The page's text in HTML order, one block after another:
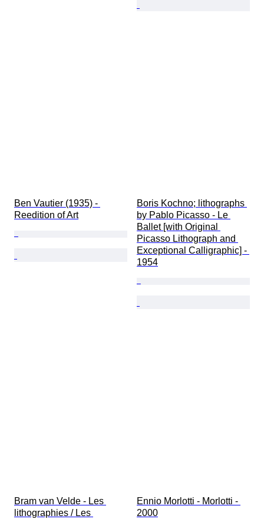
Ben Vautier (1935) -
Reedition of Art
Boris Kochno; lithographs
by Pablo Picasso - Le
Ballet [with Original
Picasso Lithograph and
Exceptional Calligraphic] -
1954
Bram van Velde - Les
lithographies / Les
Ennio Morlotti - Morlotti -
2000